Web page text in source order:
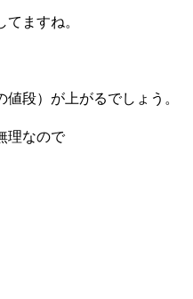
ますね。
段）が上がるでしょう。
理なので